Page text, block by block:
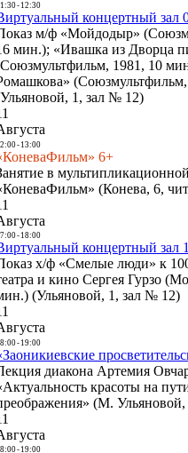
- 12:30
концертный зал
м/ф «Мойдодыр»
мин.); «Ивашка из Дворца
1981, 10
1, зал № 12)
- 13:00
6+
в
(Конева, 6,
- 18:00
концертный зал
х/ф «Смелые люди» к
и кино Сергея Гурзо
(Ульяновой, 1, зал № 12)
- 19:00
диакона Артемия
красоты на
(М.
- 19:00